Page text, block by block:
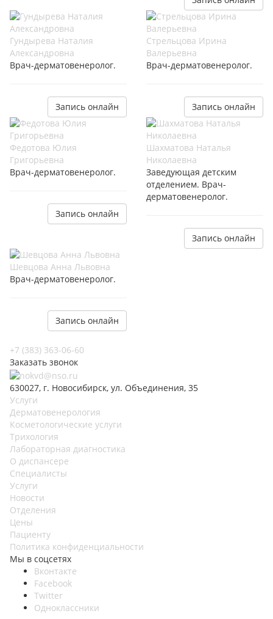
Гундырева Наталия
Александровна
Врач-дерматовенеролог.
Запись онлайн
Стрельцова Ирина
Валерьевна
Врач-дерматовенеролог.
Запись онлайн
Федотова Юлия
Григорьевна
Врач-дерматовенеролог.
Запись онлайн
Шахматова Наталья
Николаевна
Заведующая детским
отделением. Врач-
дерматовенеролог.
Запись онлайн
Шевцова Анна Львовна
Врач-дерматовенеролог.
Запись онлайн
+7 (383) 363-06-60
Заказать звонок
630027, г. Новосибирск, ул. Объединения, 35
Услуги
Дерматовенерология
Косметологические услуги
Трихология
Лабораторная диагностика
О диспансере
Специалисты
Услуги
Новости
Отделения
Цены
Пациенту
Политика конфиденциальности
Мы в соцсетях
Вконтакте
Facebook
Twitter
Одноклассники